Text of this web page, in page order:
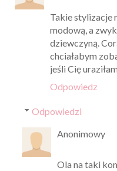
Takie stylizacje
modową, a
dziewczyną.
chciałabym
jeśli Cię
Odpowiedz
Odpowiedzi
Anonimowy
Ola na taki